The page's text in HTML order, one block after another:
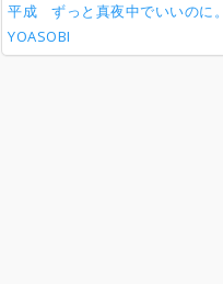
平成
ずっと真夜中でいいのに。
YOASOBI